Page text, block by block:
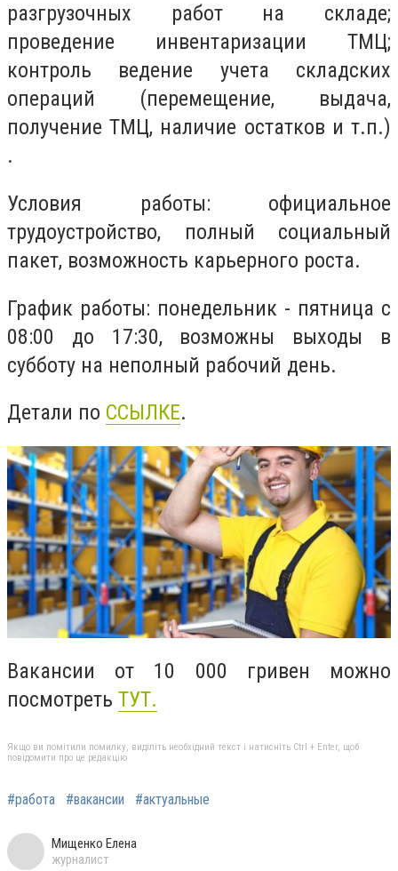
разгрузочных работ на складе;
проведение инвентаризации ТМЦ;
контроль ведение учета складских
операций (перемещение, выдача,
получение ТМЦ, наличие остатков и т.п.)
.
Условия работы: официальное
трудоустройство, полный социальный
пакет, возможность карьерного роста.
График работы: понедельник - пятница с
08:00 до 17:30, возможны выходы в
субботу на неполный рабочий день.
Детали по ССЫЛКЕ.
Вакансии от 10 000 гривен можно
посмотреть ТУТ.
Якщо ви помітили помилку, виділіть необхідний текст і натисніть Ctrl + Enter, щоб
повідомити про це редакцію
#работа #вакансии #актуальные
Мищенко Елена
журналист